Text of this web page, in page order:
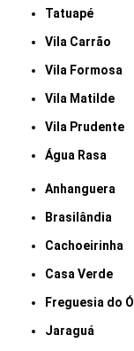
Tatuapé
Vila Carrão
Vila Formosa
Vila Matilde
Vila Prudente
Água Rasa
Anhanguera
Brasilândia
Cachoeirinha
Casa Verde
Freguesia do Ó
Jaraguá